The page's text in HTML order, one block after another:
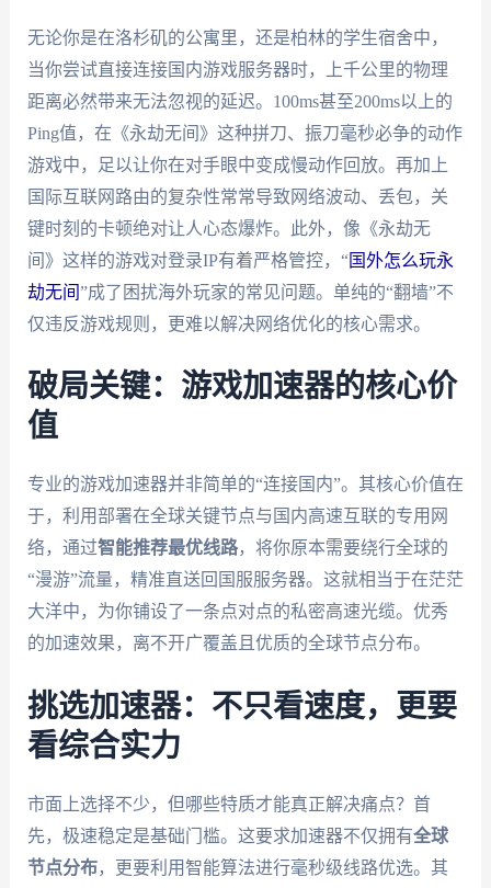
无论你是在洛杉矶的公寓里，还是柏林的学生宿舍中，
当你尝试直接连接国内游戏服务器时，上千公里的物理
距离必然带来无法忽视的延迟。100ms甚至200ms以上的
Ping值，在《永劫无间》这种拼刀、振刀毫秒必争的动作
游戏中，足以让你在对手眼中变成慢动作回放。再加上
国际互联网路由的复杂性常常导致网络波动、丢包，关
键时刻的卡顿绝对让人心态爆炸。此外，像《永劫无
间》这样的游戏对登录IP有着严格管控，“国外怎么玩永
劫无间”成了困扰海外玩家的常见问题。单纯的“翻墙”不
仅违反游戏规则，更难以解决网络优化的核心需求。
破局关键：游戏加速器的核心价
值
专业的游戏加速器并非简单的“连接国内”。其核心价值在
于，利用部署在全球关键节点与国内高速互联的专用网
络，通过智能推荐最优线路，将你原本需要绕行全球的
“漫游”流量，精准直送回国服服务器。这就相当于在茫茫
大洋中，为你铺设了一条点对点的私密高速光缆。优秀
的加速效果，离不开广覆盖且优质的全球节点分布。
挑选加速器：不只看速度，更要
看综合实力
市面上选择不少，但哪些特质才能真正解决痛点？首
先，极速稳定是基础门槛。这要求加速器不仅拥有全球
节点分布，更要利用智能算法进行毫秒级线路优选。其